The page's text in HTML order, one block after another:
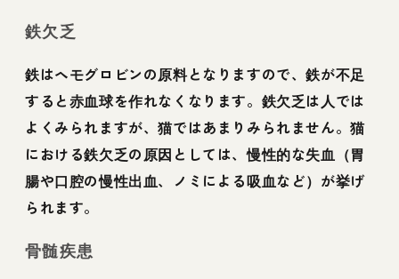
鉄欠乏
鉄はヘモグロビンの原料となりますので、鉄が不足
すると赤血球を作れなくなります。鉄欠乏は人では
よくみられますが、猫ではあまりみられません。猫
における鉄欠乏の原因としては、慢性的な失血（胃
腸や口腔の慢性出血、ノミによる吸血など）が挙げ
られます。
骨髄疾患